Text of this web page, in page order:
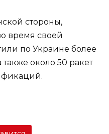
стороны,
время своей
по Украине более
около 50 ракет